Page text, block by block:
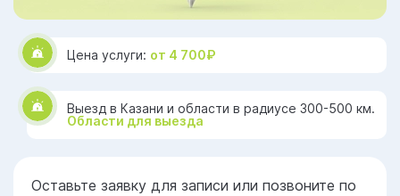
Цена услуги: от 4 700₽
Выезд в Казани и области в радиусе 300-500 км.
Области для выезда
Оставьте заявку для записи или позвоните по